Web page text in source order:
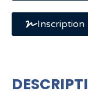
Inscription